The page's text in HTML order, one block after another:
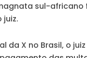
sul-africano
da X no Brasil, o